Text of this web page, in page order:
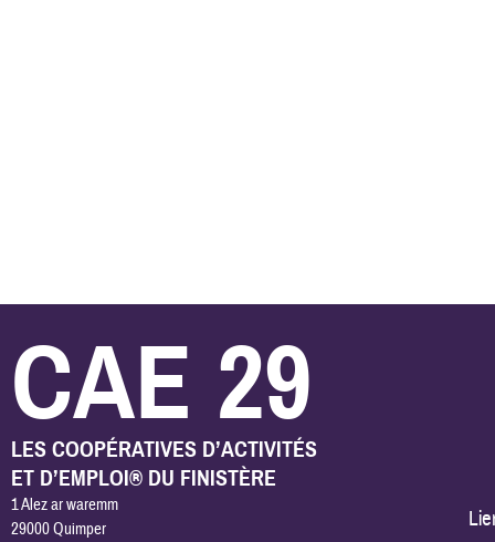
CAE 29
LES COOPÉRATIVES D’ACTIVITÉS
ET D’EMPLOI® DU FINISTÈRE
1 Alez ar waremm
29000 Quimper